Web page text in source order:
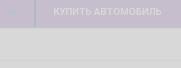
КУПИТЬ АВТОМОБИЛЬ